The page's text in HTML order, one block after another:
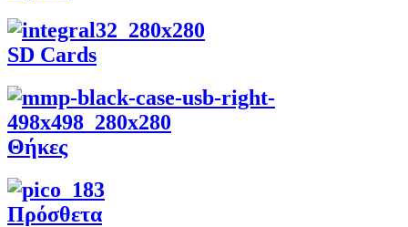
SD Cards
Θήκες
Πρόσθετα